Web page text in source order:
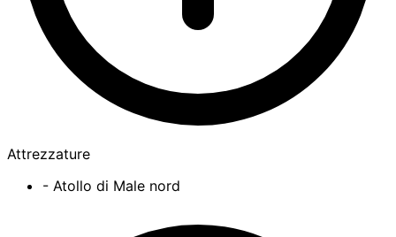
Attrezzature
- Atollo di Male nord